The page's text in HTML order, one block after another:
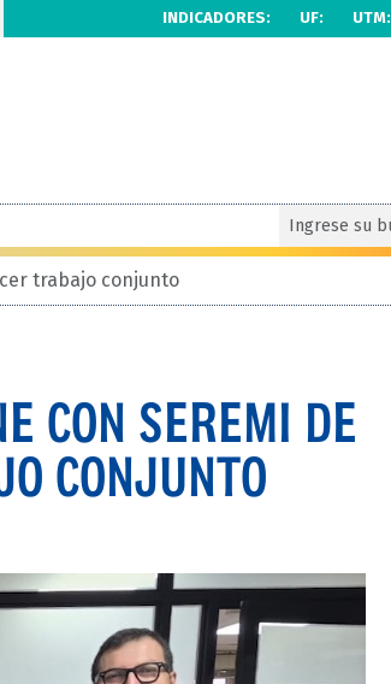
INDICADORES: UF: UTM:
trabajo conjunto
CON SEREMI DE
CONJUNTO